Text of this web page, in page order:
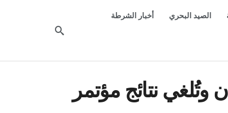
الصيد البحري أخبار الشرطة
نتائج مؤتمر